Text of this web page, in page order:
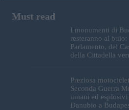
I monumenti di
resteranno al
Parlamento, del
della Cittadella
Preziosa
Seconda Guerra
umani ed
Danubio a